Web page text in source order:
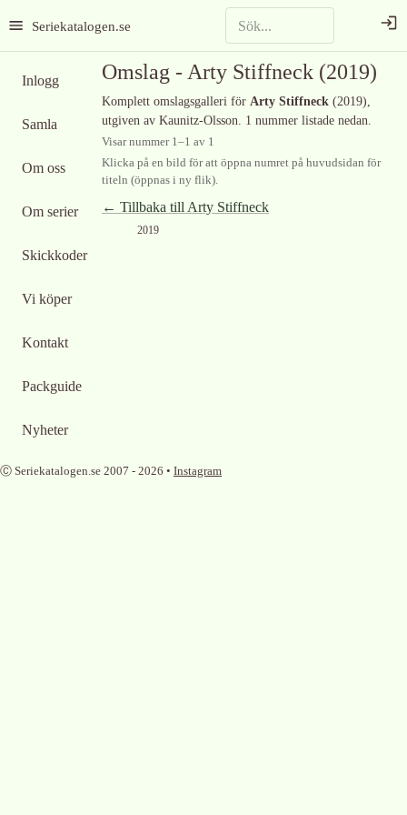
Seriekatalogen.se
Inlogg
Samla
Om oss
Om serier
Skickkoder
Vi köper
Kontakt
Packguide
Nyheter
Omslag - Arty Stiffneck (2019)
Komplett omslagsgalleri för Arty Stiffneck (2019),
utgiven av Kaunitz-Olsson. 1 nummer listade nedan.
Visar nummer 1–1 av 1
Klicka på en bild för att öppna numret på huvudsidan för
titeln (öppnas i ny flik).
← Tillbaka till Arty Stiffneck
2019
Ⓒ Seriekatalogen.se 2007 - 2026 • Instagram